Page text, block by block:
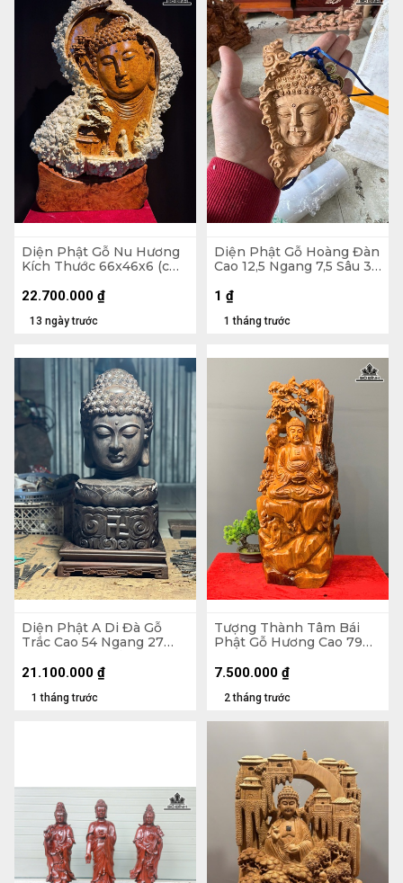
Diện Phật Gỗ Nu Hương
Kích Thước 66x46x6 (cm)
13 ngày trước
22.700.000 ₫
Diện Phật Gỗ Hoàng Đàn
Cao 12,5 Ngang 7,5 Sâu 3,5
1 tháng trước
1 ₫
Diện Phật A Di Đà Gỗ
Trắc Cao 54 Ngang 27
(cm)
1 tháng trước
21.100.000 ₫
Tượng Thành Tâm Bái
Phật Gỗ Hương Cao 79
2 tháng trước
7.500.000 ₫